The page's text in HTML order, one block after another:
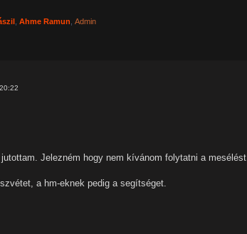
Ahme Ramun Admin
Jelezném hogy nem kívánom folytatni a mesélést.
a hm-eknek pedig a segítséget.